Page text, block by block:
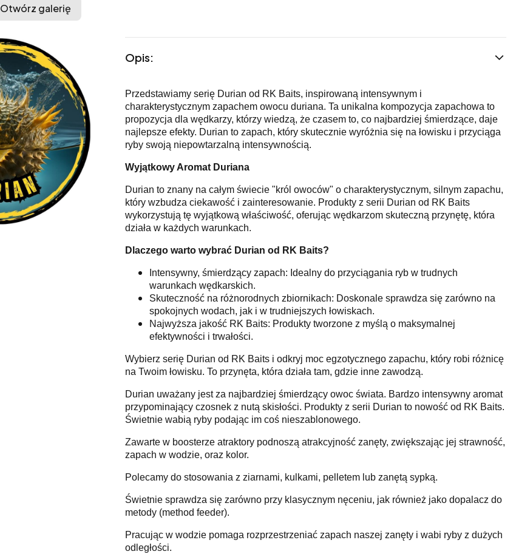
Otwórz galerię
Opis:
Przedstawiamy serię Durian od RK Baits, inspirowaną intensywnym i
charakterystycznym zapachem owocu duriana. Ta unikalna kompozycja zapachowa to
propozycja dla wędkarzy, którzy wiedzą, że czasem to, co najbardziej śmierdzące, daje
najlepsze efekty. Durian to zapach, który skutecznie wyróżnia się na łowisku i przyciąga
ryby swoją niepowtarzalną intensywnością.
Wyjątkowy Aromat Duriana
Durian to znany na całym świecie "król owoców" o charakterystycznym, silnym zapachu,
który wzbudza ciekawość i zainteresowanie. Produkty z serii Durian od RK Baits
wykorzystują tę wyjątkową właściwość, oferując wędkarzom skuteczną przynętę, która
działa w każdych warunkach.
Dlaczego warto wybrać Durian od RK Baits?
Intensywny, śmierdzący zapach: Idealny do przyciągania ryb w trudnych
warunkach wędkarskich.
Skuteczność na różnorodnych zbiornikach: Doskonale sprawdza się zarówno na
spokojnych wodach, jak i w trudniejszych łowiskach.
Najwyższa jakość RK Baits: Produkty tworzone z myślą o maksymalnej
efektywności i trwałości.
Wybierz serię Durian od RK Baits i odkryj moc egzotycznego zapachu, który robi różnicę
na Twoim łowisku. To przynęta, która działa tam, gdzie inne zawodzą.
Durian uważany jest za najbardziej śmierdzący owoc świata. Bardzo intensywny aromat
przypominający czosnek z nutą skisłości. Produkty z serii Durian to nowość od RK Baits.
Świetnie wabią ryby podając im coś nieszablonowego.
Zawarte w boosterze atraktory podnoszą atrakcyjność zanęty, zwiększając jej strawność,
zapach w wodzie, oraz kolor.
Polecamy do stosowania z ziarnami, kulkami, pelletem lub zanętą sypką.
Świetnie sprawdza się zarówno przy klasycznym nęceniu, jak również jako dopalacz do
metody (method feeder).
Pracując w wodzie pomaga rozprzestrzeniać zapach naszej zanęty i wabi ryby z dużych
odległości.